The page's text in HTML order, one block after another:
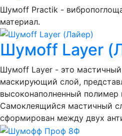
Шумоff Practik -
материал.
Шумоff Layer
Шумоff Layer - это
маскирующий слой,
высоконаполненный полимер
Самоклеящийся мастичный
сформирован между двух